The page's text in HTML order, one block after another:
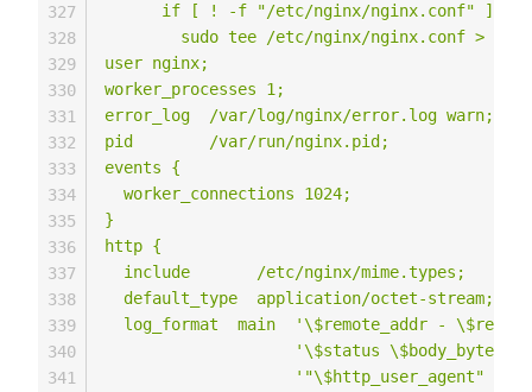
if [ ! -f "/etc/nginx/nginx.conf" ];
sudo tee /etc/nginx/nginx.conf > /
user nginx;
worker_processes 1;
error_log  /var/log/nginx/error.log warn;
pid        /var/run/nginx.pid;
events {
  worker_connections 1024;
}
http {
  include       /etc/nginx/mime.types;
  default_type  application/octet-stream;
log_format  main  '\$remote_addr -
'\$status
'"\$http_user_agent"
327
328
329
330
331
332
333
334
335
336
337
338
339
340
341